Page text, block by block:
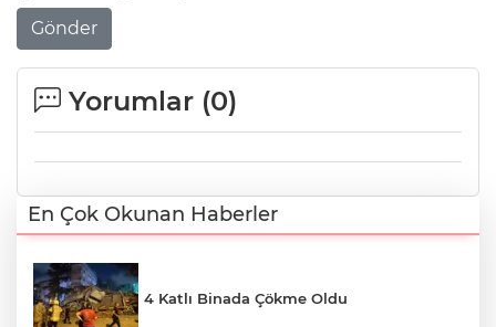
Gönder
Yorumlar (0)
En Çok Okunan Haberler
4 Katlı Binada Çökme Oldu